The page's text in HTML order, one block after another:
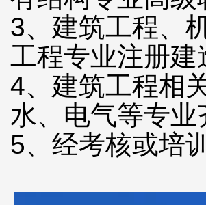
3、建筑工程、
工程专业注册
4、建筑工程相
水、电气等专业
5、经考核或培